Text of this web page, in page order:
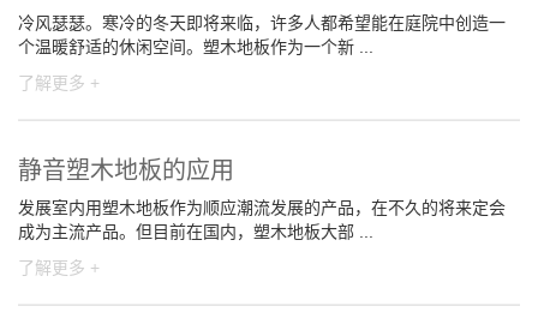
冷风瑟瑟。寒冷的冬天即将来临，许多人都希望能在庭院中创造一
个温暖舒适的休闲空间。塑木地板作为一个新 ...
了解更多 +
静音塑木地板的应用
发展室内用塑木地板作为顺应潮流发展的产品，在不久的将来定会
成为主流产品。但目前在国内，塑木地板大部 ...
了解更多 +